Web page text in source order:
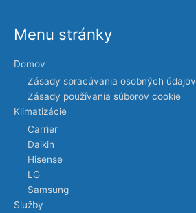
Menu stránky
Domov
Zásady spracúvania osobných údajov
Zásady používania súborov cookie
Klimatizácie
Carrier
Daikin
Hisense
LG
Samsung
Služby